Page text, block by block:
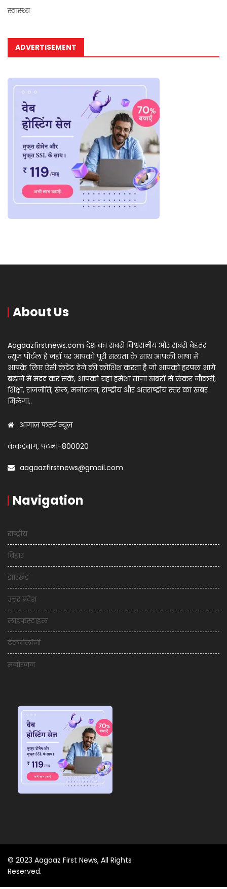
स्वास्थ्य
ADVERTISEMENT
About Us
Aagaazfirstnews.com देश का सबसे विश्वसनीय और सबसे बेहतर
न्यूज़ पोर्टल है जहाँ पर आपको पूरी सत्यता के साथ आपकी भाषा में
आपके लिए ऐसी कंटेंट देने की कोशिश करता है जो आपको हरपल आगे
बढ़ाने में मदद कर सकें, आपको यहां हमेशा ताज़ा खबरों से लेकर नौकरी,
शिक्षा, राजनीति, खेल, मनोरंजन, राष्ट्रीय और अंतराष्ट्रीय स्तर का खबर
मिलेगा..
आगाज़ फर्स्ट न्यूज़
कंकड़बाग, पटना-800020
aagaazfirstnews@gmail.com
Navigation
राष्ट्रीय
बिहार
झारखंड
उत्तर प्रदेश
लाइफस्टाइल
टेक्नोलॉजी
मनोरंजन
© 2023 Aagaaz First News, All Rights
Reserved.